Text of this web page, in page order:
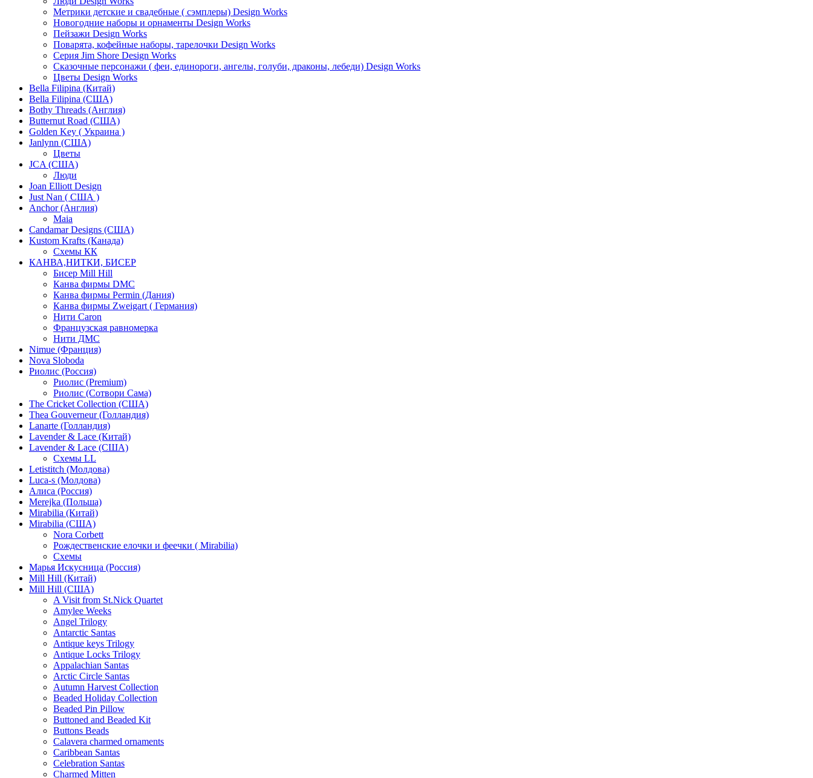
Метрики детские и свадебные ( сэмплеры) Design Works
Новогодние наборы и орнаменты Design Works
Пейзажи Design Works
Поварята, кофейные наборы, тарелочки Design Works
Серия Jim Shore Design Works
Сказочные персонажи ( феи, единороги, ангелы, голуби, драконы, лебеди) Design Works
Цветы Design Works
Bella Filipina (Китай)
Bella Filipina (США)
Bothy Threads (Англия)
Butternut Road (США)
Golden Key ( Украина )
Janlynn (США)
Цветы
JCA (США)
Люди
Joan Elliott Design
Just Nan ( США )
Anchor (Англия)
Maia
Candamar Designs (США)
Kustom Krafts (Канада)
Схемы КК
КАНВА,НИТКИ, БИСЕР
Бисер Mill Hill
Канва фирмы DMC
Канва фирмы Permin (Дания)
Канва фирмы Zweigart ( Германия)
Нити Caron
Французская равномерка
Нити ДМС
Nimue (Франция)
Nova Sloboda
Риолис (Россия)
Риолис (Premium)
Риолис (Сотвори Сама)
The Cricket Collection (США)
Thea Gouverneur (Голландия)
Lanarte (Голландия)
Lavender & Lace (Китай)
Lavender & Lace (США)
Схемы LL
Letistitch (Молдова)
Luca-s (Молдова)
Алиса (Россия)
Merejka (Польша)
Mirabilia (Китай)
Mirabilia (США)
Nora Corbett
Рождественские елочки и феечки ( Mirabilia)
Схемы
Марья Искусница (Россия)
Mill Hill (Китай)
Mill Hill (США)
A Visit from St.Nick Quartet
Amylee Weeks
Angel Trilogy
Antarctic Santas
Antique keys Trilogy
Antique Locks Trilogy
Appalachian Santas
Arctic Circle Santas
Autumn Harvest Collection
Beaded Holiday Collection
Beaded Pin Pillow
Buttoned and Beaded Kit
Buttons Beads
Calavera charmed ornaments
Caribbean Santas
Celebration Santas
Charmed Mitten